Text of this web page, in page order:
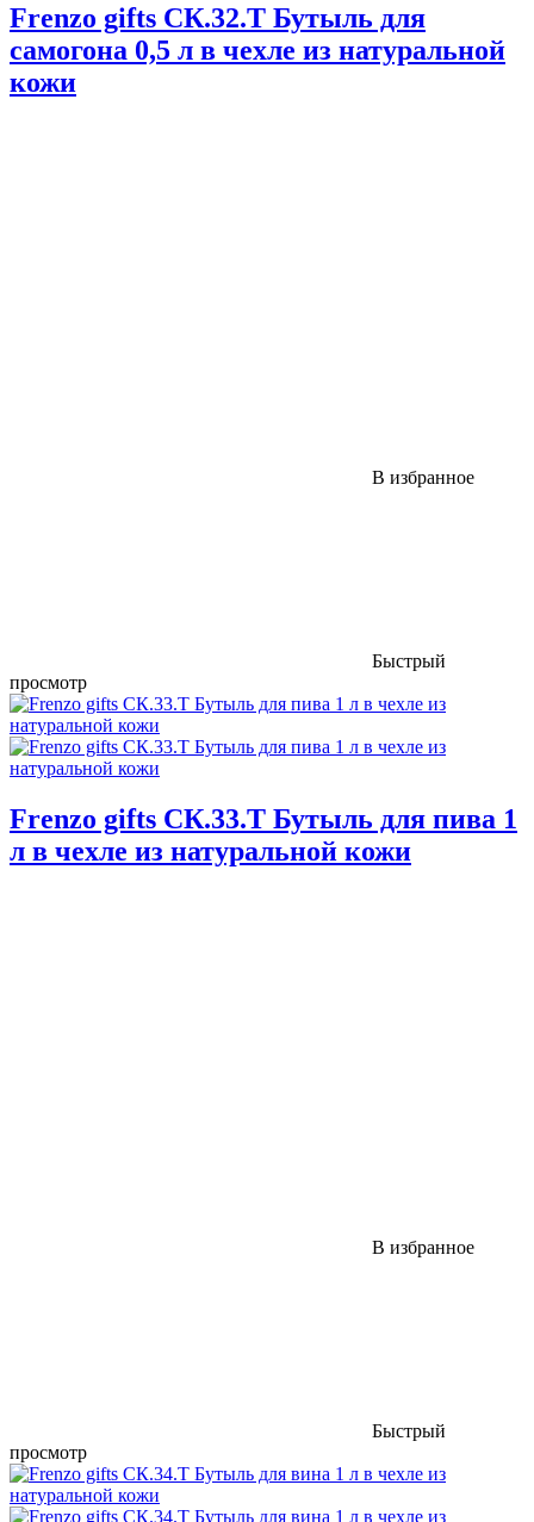
Frenzo gifts СК.32.Т Бутыль для
самогона 0,5 л в чехле из натуральной
кожи
В избранное
Быстрый
просмотр
Frenzo gifts СК.33.Т Бутыль для пива 1
л в чехле из натуральной кожи
В избранное
Быстрый
просмотр